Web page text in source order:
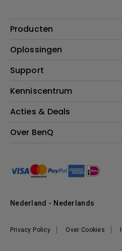
Producten
Projectoren
Verlichting
Speakers
Oplossingen
Education
Support
Contact
BenQ Shop - FAQ
BenQ Shop - Retourneren
Kenniscentrum
Blog
Acties & Deals
Evenementen & Promoties
Over BenQ
Management
Nieuws
Werken bij BenQ
Privacy Policy Over Cookies
Nederland - Nederlands